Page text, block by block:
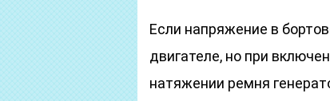
Если напряжение в
двигателе, но при
натяжении ремня